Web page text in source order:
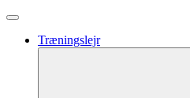
Træningslejr